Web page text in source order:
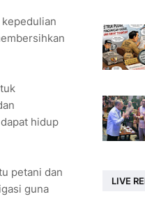
hidup
petani dan
guna
LIVE